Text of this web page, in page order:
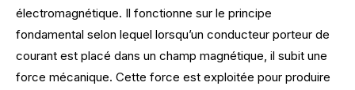
électromagnétique. Il fonctionne sur le principe
fondamental selon lequel lorsqu’un conducteur porteur de
courant est placé dans un champ magnétique, il subit une
force mécanique. Cette force est exploitée pour produire